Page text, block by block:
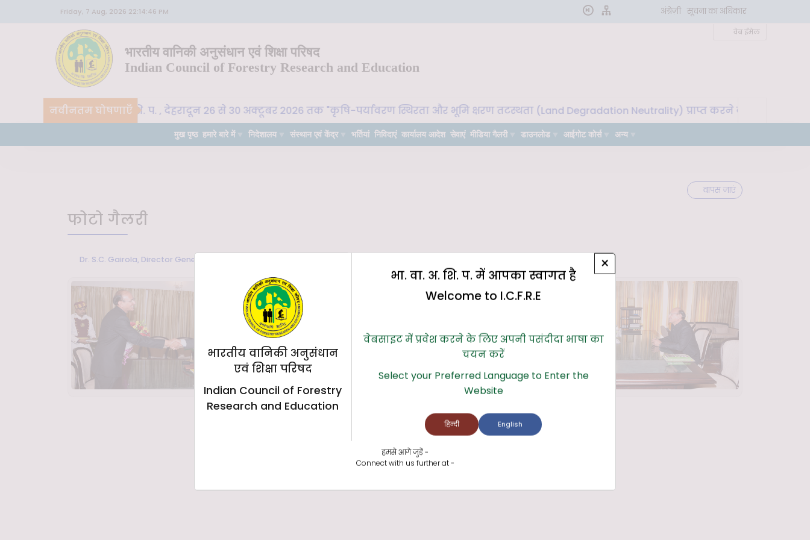
Friday, 7 Aug, 2026 22:14:46 PM अंग्रेज़ी सूचना का अधिकार
भारतीय वानिकी अनुसंधान एवं शिक्षा परिषद
Indian Council of Forestry Research and Education
वेब ईमेल
नवीनतम घोषणाएँ
CoE-SLM, भा. वा. अ. शि. प. , देहरादून 26 से 30 अक्टूबर 2026 तक "कृषि-पर्यावरण स्थिरता और भूमि क्षरण तटस्थता (Land Degradation Neutrality) प्राप्त करने के लिए मृदा
मुख पृष्ठ हमारे बारे में निदेशालय संस्थान एवं केंद्र भर्तियां निविदाएं कार्यालय आदेश सेवाएं मीडिया गैलरी डाउनलोड आईगोट कोर्स अन्य
वापस जाएं
फोटो गैलरी
Dr. S.C. Gairola, Director General, ICFRE meeting with Dr. Krishan Kant Paul, Governor of Uttarakahand ×
भारतीय वानिकी अनुसंधान
एवं शिक्षा परिषद
Indian Council of Forestry
Research and Education
भा. वा. अ. शि. प. में आपका स्वागत है
Welcome to I.C.F.R.E
वेबसाइट में प्रवेश करने के लिए अपनी पसंदीदा भाषा का
चयन करें
Select your Preferred Language to Enter the
Website
हिन्दी English
हमसे आगे जुड़ें -
Connect with us further at -